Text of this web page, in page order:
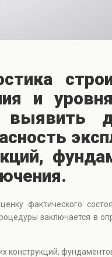
и
выявить
фактического
заключается в
конструкций,